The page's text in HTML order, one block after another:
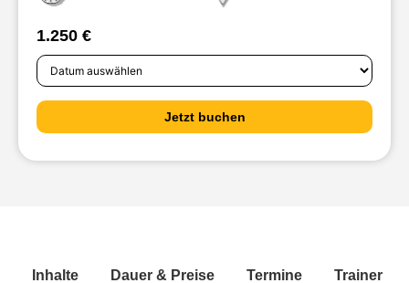
1.250 €
Jetzt buchen
Inhalte Dauer & Preise Termine Trainer